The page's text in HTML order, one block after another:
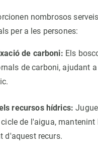
nombrosos serveis
per a les persones:
de carboni: Els
de carboni, ajudant
recursos hídrics:
de l'aigua,
d'aquest recurs.